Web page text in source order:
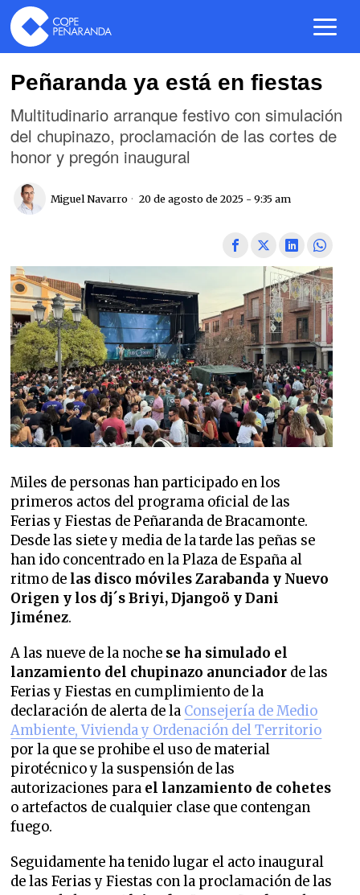
Peñaranda ya está en fiestas
Multitudinario arranque festivo con simulación
del chupinazo, proclamación de las cortes de
honor y pregón inaugural
Miguel Navarro 20 de agosto de 2025 - 9:35 am
Miles de personas han participado en los
primeros actos del programa oficial de las
Ferias y Fiestas de Peñaranda de Bracamonte.
Desde las siete y media de la tarde las peñas se
han ido concentrado en la Plaza de España al
ritmo de las disco móviles Zarabanda y Nuevo
Origen y los dj´s Briyi, Djangoö y Dani
Jiménez.
A las nueve de la noche se ha simulado el
lanzamiento del chupinazo anunciador de las
Ferias y Fiestas en cumplimiento de la
declaración de alerta de la Consejería de Medio
Ambiente, Vivienda y Ordenación del Territorio
por la que se prohibe el uso de material
pirotécnico y la suspensión de las
autorizaciones para el lanzamiento de cohetes
o artefactos de cualquier clase que contengan
fuego.
Seguidamente ha tenido lugar el acto inaugural
de las Ferias y Fiestas con la proclamación de las